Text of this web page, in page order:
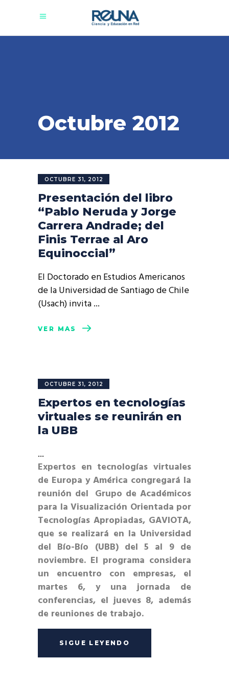
Octubre 2012
OCTUBRE 31, 2012
Presentación del libro
“Pablo Neruda y Jorge
Carrera Andrade; del
Finis Terrae al Aro
Equinoccial”
El Doctorado en Estudios Americanos
de la Universidad de Santiago de Chile
(Usach) invita
VER MÁS
OCTUBRE 31, 2012
Expertos en tecnologías
virtuales se reunirán en
la UBB
Expertos en tecnologías virtuales
de Europa y América congregará la
reunión del Grupo de Académicos
para la Visualización Orientada por
Tecnologías Apropiadas, GAVIOTA,
que se realizará en la Universidad
del Bío-Bío (UBB) del 5 al 9 de
noviembre. El programa considera
un encuentro con empresas, el
martes 6, y una jornada de
conferencias, el jueves 8, además
de reuniones de trabajo.
SIGUE LEYENDO